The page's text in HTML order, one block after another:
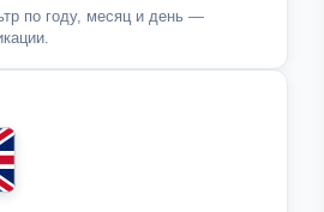
по году, месяц и день —